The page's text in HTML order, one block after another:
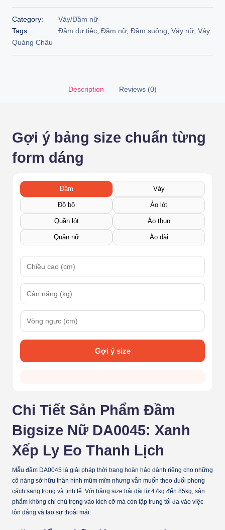
Category:
Váy/Đầm nữ
Tags:
Đầm dự tiệc, Đầm nữ, Đầm suông, Váy nữ, Váy
Quảng Châu
Description Reviews (0)
Gợi ý bảng size chuẩn từng
form dáng
Đầm Váy
Đồ bộ Áo lót
Quần lót Áo thun
Quần nữ Áo dài
Gợi ý size
Chi Tiết Sản Phẩm Đầm
Bigsize Nữ DA0045: Xanh
Xếp Ly Eo Thanh Lịch
Mẫu đầm DA0045 là giải pháp thời trang hoàn hảo dành riêng cho những
cô nàng sở hữu thân hình mũm mĩm nhưng vẫn muốn theo đuổi phong
cách sang trọng và tinh tế. Với bảng size trải dài từ 47kg đến 85kg, sản
phẩm không chỉ chú trọng vào kích cỡ mà còn tập trung tối đa vào việc
tôn dáng và tạo sự thoải mái.